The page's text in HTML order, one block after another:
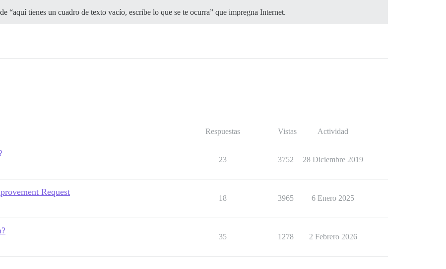
“aquí tienes un cuadro de texto vacío, escribe lo que se te ocurra” que impregna Internet.
Respuestas Vistas Actividad
23 3752 28 Diciembre 2019
Request
18 3965 6 Enero 2025
35 1278 2 Febrero 2026